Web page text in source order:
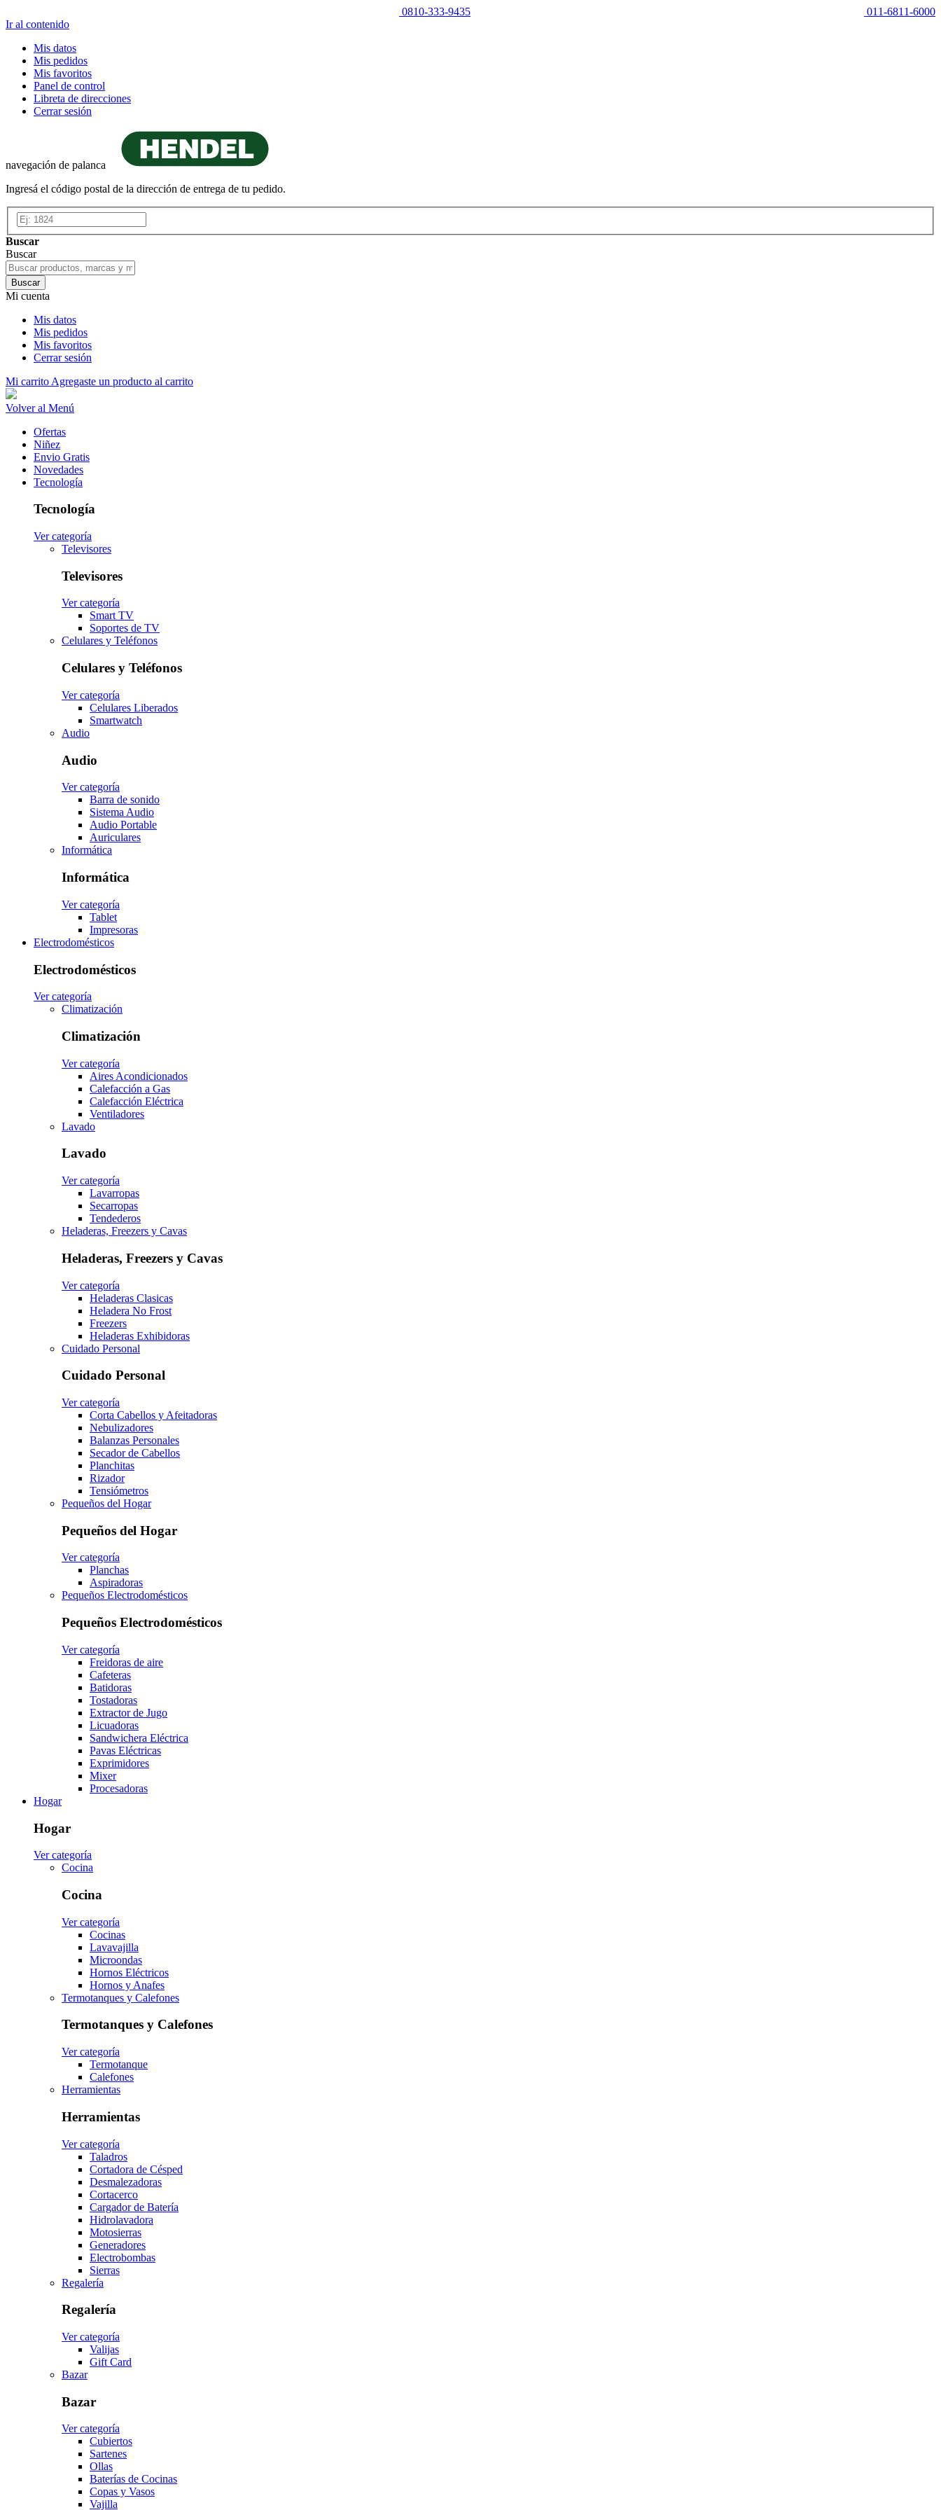
0810-333-9435
011-6811-6000
Ir al contenido
Mis datos
Mis pedidos
Mis favoritos
Panel de control
Libreta de direcciones
Cerrar sesión
navegación de palanca
Ingresá el código postal de la dirección de entrega de tu pedido.
Buscar
Buscar
Buscar
Mi cuenta
Mis datos
Mis pedidos
Mis favoritos
Cerrar sesión
Mi carrito Agregaste un producto al carrito
Volver al Menú
Ofertas
Niñez
Envio Gratis
Novedades
Tecnología
Tecnología
Ver categoría
Televisores
Televisores
Ver categoría
Smart TV
Soportes de TV
Celulares y Teléfonos
Celulares y Teléfonos
Ver categoría
Celulares Liberados
Smartwatch
Audio
Audio
Ver categoría
Barra de sonido
Sistema Audio
Audio Portable
Auriculares
Informática
Informática
Ver categoría
Tablet
Impresoras
Electrodomésticos
Electrodomésticos
Ver categoría
Climatización
Climatización
Ver categoría
Aires Acondicionados
Calefacción a Gas
Calefacción Eléctrica
Ventiladores
Lavado
Lavado
Ver categoría
Lavarropas
Secarropas
Tendederos
Heladeras, Freezers y Cavas
Heladeras, Freezers y Cavas
Ver categoría
Heladeras Clasicas
Heladera No Frost
Freezers
Heladeras Exhibidoras
Cuidado Personal
Cuidado Personal
Ver categoría
Corta Cabellos y Afeitadoras
Nebulizadores
Balanzas Personales
Secador de Cabellos
Planchitas
Rizador
Tensiómetros
Pequeños del Hogar
Pequeños del Hogar
Ver categoría
Planchas
Aspiradoras
Pequeños Electrodomésticos
Pequeños Electrodomésticos
Ver categoría
Freidoras de aire
Cafeteras
Batidoras
Tostadoras
Extractor de Jugo
Licuadoras
Sandwichera Eléctrica
Pavas Eléctricas
Exprimidores
Mixer
Procesadoras
Hogar
Hogar
Ver categoría
Cocina
Cocina
Ver categoría
Cocinas
Lavavajilla
Microondas
Hornos Eléctricos
Hornos y Anafes
Termotanques y Calefones
Termotanques y Calefones
Ver categoría
Termotanque
Calefones
Herramientas
Herramientas
Ver categoría
Taladros
Cortadora de Césped
Desmalezadoras
Cortacerco
Cargador de Batería
Hidrolavadora
Motosierras
Generadores
Electrobombas
Sierras
Regalería
Regalería
Ver categoría
Valijas
Gift Card
Bazar
Bazar
Ver categoría
Cubiertos
Sartenes
Ollas
Baterías de Cocinas
Copas y Vasos
Vajilla